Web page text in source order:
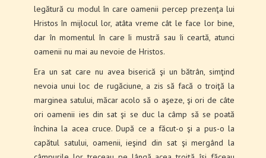
legătură cu modul în care oamenii percep prezenţa lui
Hristos în mijlocul lor, atâta vreme cât le face lor bine,
dar în momentul în care îi mustră sau îi ceartă, atunci
oamenii nu mai au nevoie de Hristos.
Era un sat care nu avea biserică şi un bătrân, simţind
nevoia unui loc de rugăciune, a zis să facă o troiţă la
marginea satului, măcar acolo să o aşeze, şi ori de câte
ori oamenii ies din sat şi se duc la câmp să se poată
închina la acea cruce. După ce a făcut-o şi a pus-o la
capătul satului, oamenii, ieşind din sat şi mergând la